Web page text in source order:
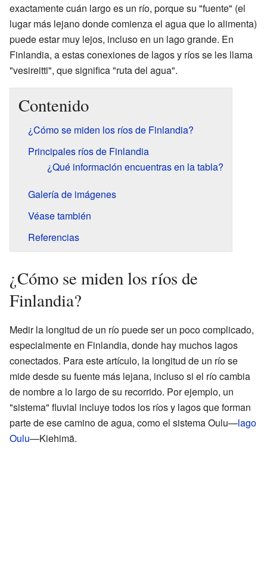
exactamente cuán largo es un río, porque su "fuente" (el
lugar más lejano donde comienza el agua que lo alimenta)
puede estar muy lejos, incluso en un lago grande. En
Finlandia, a estas conexiones de lagos y ríos se les llama
"vesireitti", que significa "ruta del agua".
Contenido
¿Cómo se miden los ríos de Finlandia?
Principales ríos de Finlandia
¿Qué información encuentras en la tabla?
Galería de imágenes
Véase también
Referencias
¿Cómo se miden los ríos de
Finlandia?
Medir la longitud de un río puede ser un poco complicado,
especialmente en Finlandia, donde hay muchos lagos
conectados. Para este artículo, la longitud de un río se
mide desde su fuente más lejana, incluso si el río cambia
de nombre a lo largo de su recorrido. Por ejemplo, un
"sistema" fluvial incluye todos los ríos y lagos que forman
parte de ese camino de agua, como el sistema Oulu—lago
Oulu—Kiehimä.